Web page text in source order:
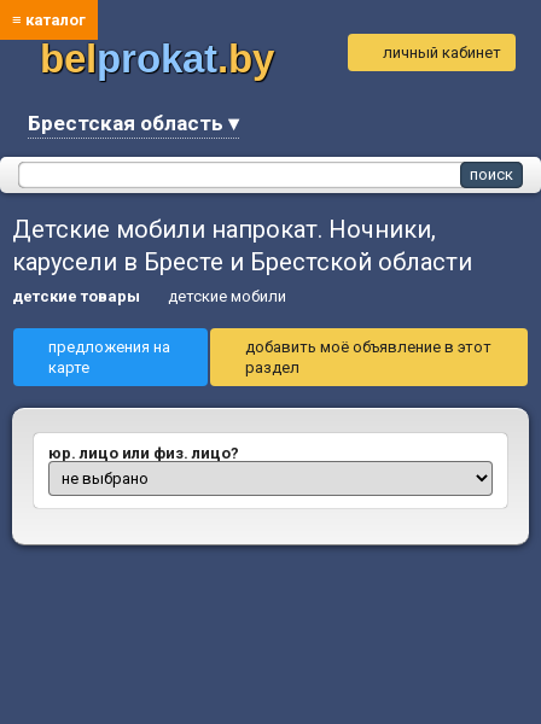
≡ каталог
belprokat.by
Брестская область ▾
личный кабинет
Детские мобили напрокат. Ночники,
карусели в Бресте и Брестской области
детские товары детские мобили
предложения на
карте
добавить моё объявление в этот
раздел
юр. лицо или физ. лицо?